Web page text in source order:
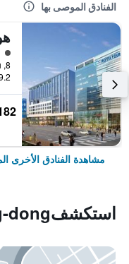
الفنادق الموصى بها
19.2 كيلومتر
182
مشاهدة الفنادق الأخرى
استكشفBupyeong-dong, إنشيون